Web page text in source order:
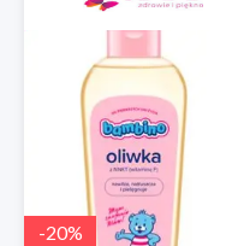
-20%